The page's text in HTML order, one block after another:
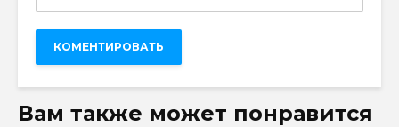
Вам также может понравится